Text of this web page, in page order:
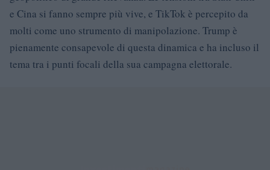
e Cina si fanno sempre più vive, e TikTok è percepito da
molti come uno strumento di manipolazione. Trump è
pienamente consapevole di questa dinamica e ha incluso il
tema tra i punti focali della sua campagna elettorale.